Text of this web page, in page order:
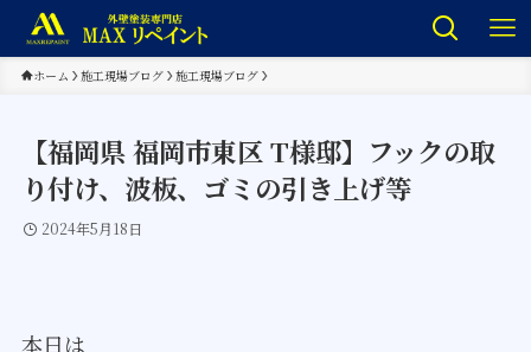
ホーム 施工現場ブログ 施工現場ブログ
【福岡県 福岡市東区 T様邸】フックの取
り付け、波板、ゴミの引き上げ等
2024年5月18日
本日は